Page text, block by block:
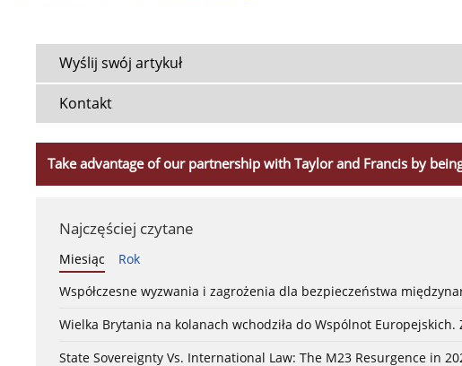
Wyślij swój artykuł
Kontakt
Take advantage of our partnership with Taylor and Francis by
Najczęściej czytane
Miesiąc
Rok
Współczesne wyzwania i zagrożenia dla bezpieczeństwa
Wielka Brytania na kolanach wchodziła do Wspólnot
State Sovereignty Vs. International Law: The M23 Resurgence in